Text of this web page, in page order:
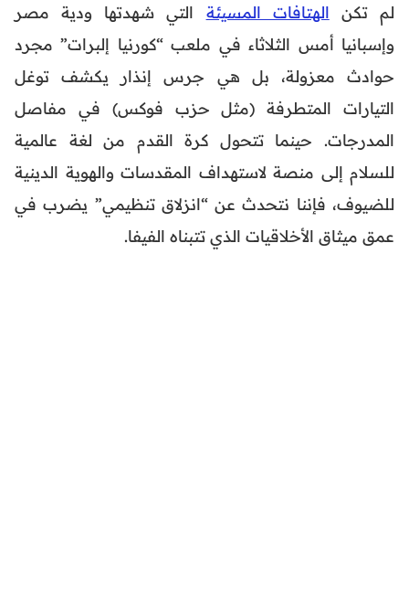
لم تكن الهتافات المسيئة التي شهدتها ودية مصر
وإسبانيا أمس الثلاثاء في ملعب “كورنيا إلبرات” مجرد
حوادث معزولة، بل هي جرس إنذار يكشف توغل
التيارات المتطرفة (مثل حزب فوكس) في مفاصل
المدرجات. حينما تتحول كرة القدم من لغة عالمية
للسلام إلى منصة لاستهداف المقدسات والهوية الدينية
للضيوف، فإننا نتحدث عن “انزلاق تنظيمي” يضرب في
عمق ميثاق الأخلاقيات الذي تتبناه الفيفا.